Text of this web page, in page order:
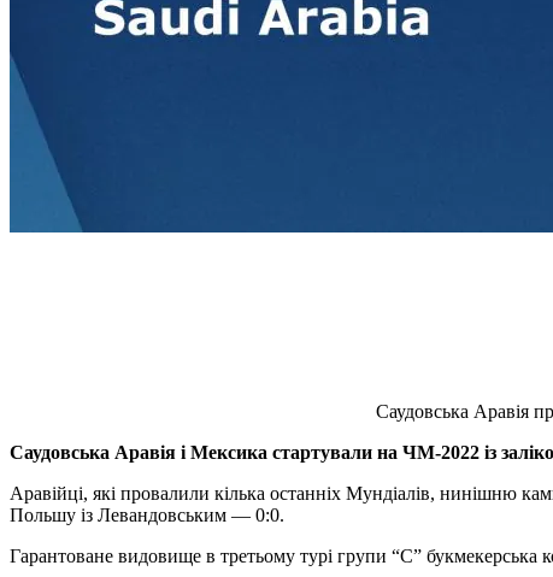
Саудовська Аравія
Саудовська Аравія і Мексика стартували на ЧМ-2022 із
Аравійці, які провалили кілька останніх Мундіалів, нинішню
Польшу із Левандовським — 0:0.
Гарантоване видовище в третьому турі групи “С” букмекерська